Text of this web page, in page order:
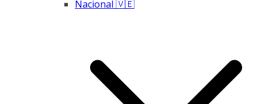
Nacional 🇻🇪